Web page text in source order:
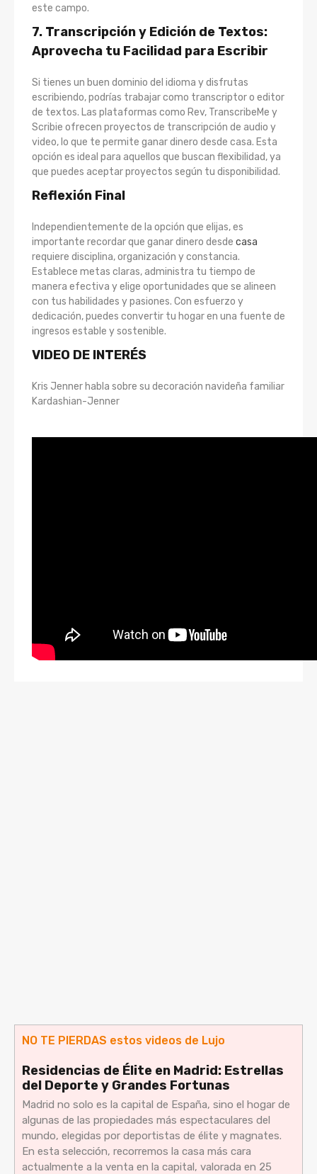
este campo.
7. Transcripción y Edición de Textos:
Aprovecha tu Facilidad para Escribir
Si tienes un buen dominio del idioma y disfrutas
escribiendo, podrías trabajar como transcriptor o editor
de textos. Las plataformas como Rev, TranscribeMe y
Scribie ofrecen proyectos de transcripción de audio y
video, lo que te permite ganar dinero desde casa. Esta
opción es ideal para aquellos que buscan flexibilidad, ya
que puedes aceptar proyectos según tu disponibilidad.
Reflexión Final
Independientemente de la opción que elijas, es
importante recordar que ganar dinero desde casa
requiere disciplina, organización y constancia.
Establece metas claras, administra tu tiempo de
manera efectiva y elige oportunidades que se alineen
con tus habilidades y pasiones. Con esfuerzo y
dedicación, puedes convertir tu hogar en una fuente de
ingresos estable y sostenible.
VIDEO DE INTERÉS
Kris Jenner habla sobre su decoración navideña familiar
Kardashian-Jenner
NO TE PIERDAS estos videos de Lujo
Residencias de Élite en Madrid: Estrellas
del Deporte y Grandes Fortunas
Madrid no solo es la capital de España, sino el hogar de
algunas de las propiedades más espectaculares del
mundo, elegidas por deportistas de élite y magnates.
En esta selección, recorremos la casa más cara
actualmente a la venta en la capital, valorada en 25